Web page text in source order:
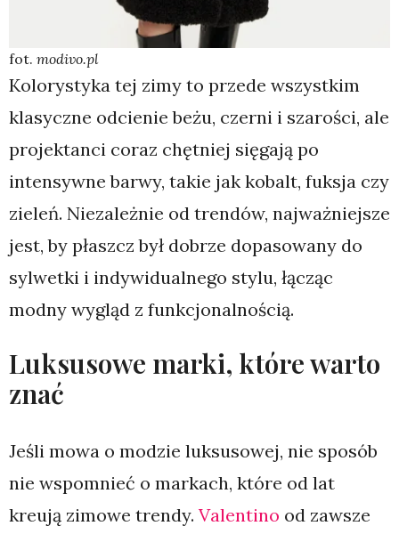
fot. modivo.pl
Kolorystyka tej zimy to przede wszystkim
klasyczne odcienie beżu, czerni i szarości, ale
projektanci coraz chętniej sięgają po
intensywne barwy, takie jak kobalt, fuksja czy
zieleń. Niezależnie od trendów, najważniejsze
jest, by płaszcz był dobrze dopasowany do
sylwetki i indywidualnego stylu, łącząc
modny wygląd z funkcjonalnością.
Luksusowe marki, które warto
znać
Jeśli mowa o modzie luksusowej, nie sposób
nie wspomnieć o markach, które od lat
kreują zimowe trendy. Valentino od zawsze